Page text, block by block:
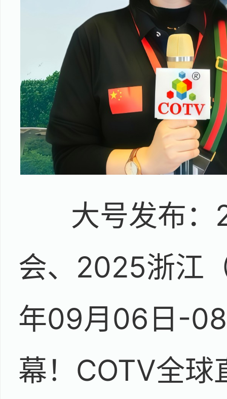
大号发布
会、2025浙江
年09月06日-
幕！COTV全球